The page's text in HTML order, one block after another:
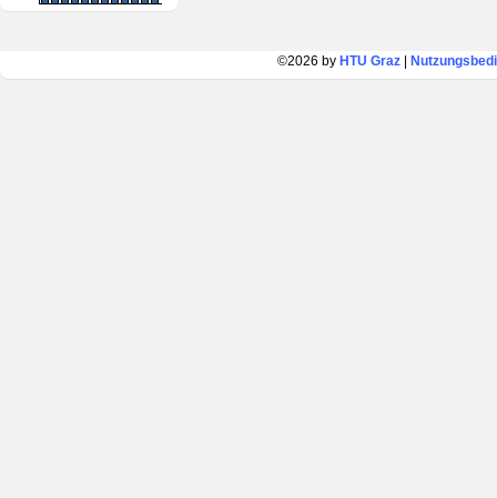
©2026 by HTU Graz|